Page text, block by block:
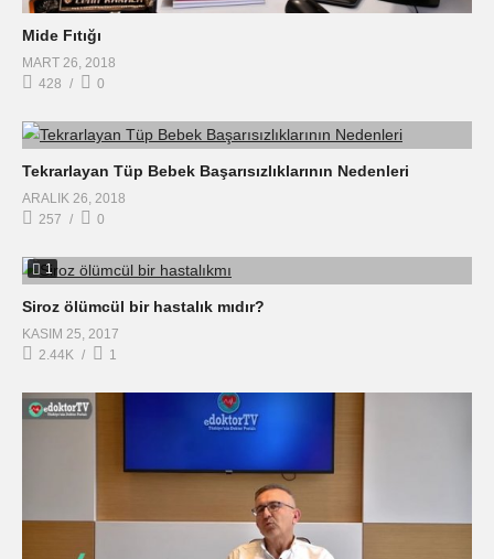
Mide Fıtığı
MART 26, 2018
428
0
Tekrarlayan Tüp Bebek Başarısızlıklarının Nedenleri
ARALIK 26, 2018
257
0
1
Siroz ölümcül bir hastalık mıdır?
KASIM 25, 2017
2.44K
1